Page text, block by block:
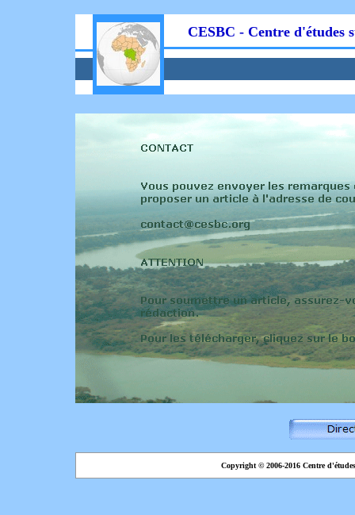
CESBC - Centre d'études
Copyright © 2006-2016 Centre